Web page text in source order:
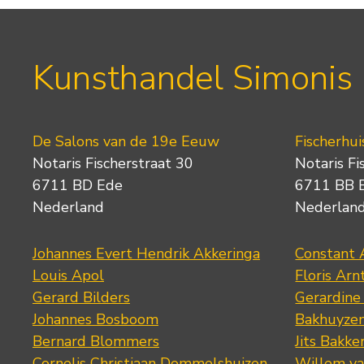
Kunsthandel
De Salons van de 19e Eeuw
Notaris Fischerstraat 30
6711 BD Ede
Nederland
Johannes Evert Hendrik Akkeringa
Louis Apol
Gerard Bilders
Johannes Bosboom
Bernard Blommers
Notaris
6711 BB
Constant
Floris
Gerardine
Jits